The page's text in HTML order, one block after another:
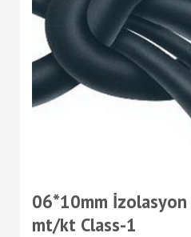
06*10mm
mt/kt Class-1